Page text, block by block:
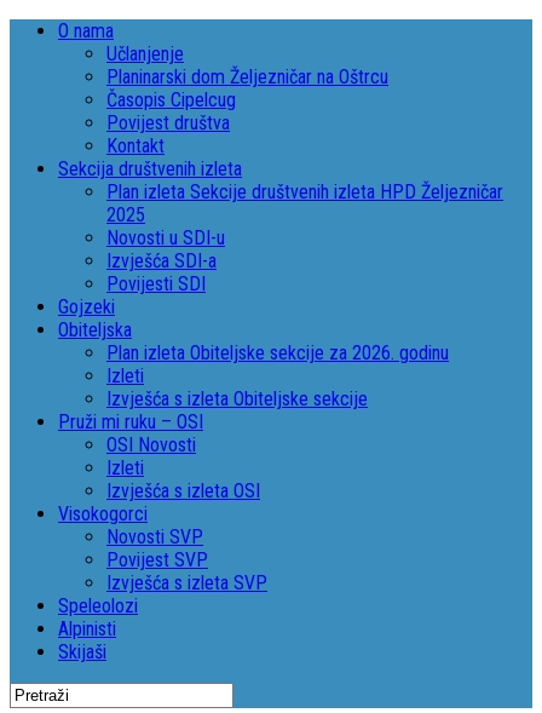
O nama
Učlanjenje
Planinarski dom Željezničar na Oštrcu
Časopis Cipelcug
Povijest društva
Kontakt
Sekcija društvenih izleta
Plan izleta Sekcije društvenih izleta HPD Željezničar
2025
Novosti u SDI-u
Izvješća SDI-a
Povijesti SDI
Gojzeki
Obiteljska
Plan izleta Obiteljske sekcije za 2026. godinu
Izleti
Izvješća s izleta Obiteljske sekcije
Pruži mi ruku – OSI
OSI Novosti
Izleti
Izvješća s izleta OSI
Visokogorci
Novosti SVP
Povijest SVP
Izvješća s izleta SVP
Speleolozi
Alpinisti
Skijaši